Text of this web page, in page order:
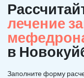
лечение
в
Заполните форму